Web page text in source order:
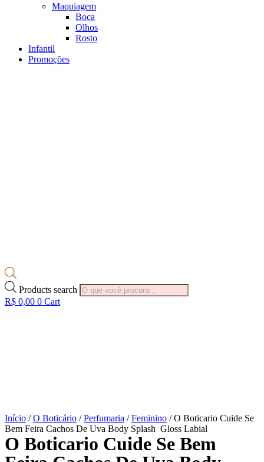
Maquiagem
Boca
Olhos
Rosto
Infantil
Promoções
Products search
R$ 0,00 0 Cart
Início /O Boticário /Perfumaria /Feminino / O Boticario Cuide Se
Bem Feira Cachos De Uva Body Splash Gloss Labial
O Boticario Cuide Se Bem